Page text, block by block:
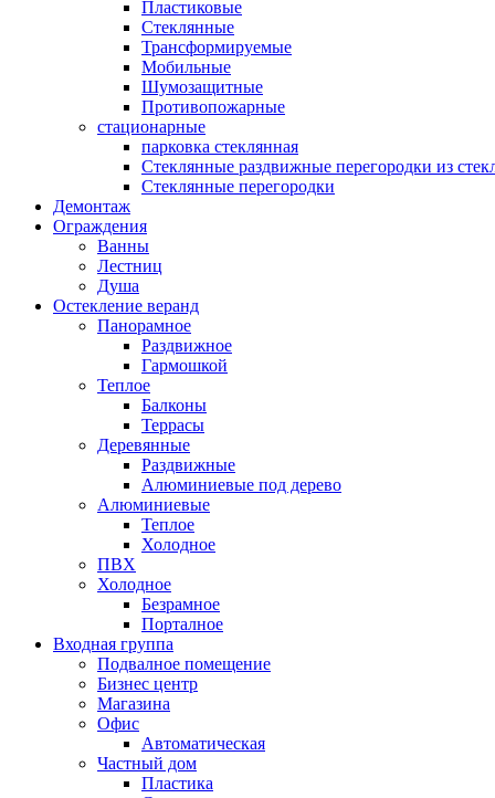
Пластиковые
Стеклянные
Трансформируемые
Мобильные
Шумозащитные
Противопожарные
стационарные
парковка стеклянная
Стеклянные раздвижные перегородки из
Стеклянные перегородки
Демонтаж
Ограждения
Ванны
Лестниц
Душа
Остекление веранд
Панорамное
Раздвижное
Гармошкой
Теплое
Балконы
Террасы
Деревянные
Раздвижные
Алюминиевые под дерево
Алюминиевые
Теплое
Холодное
ПВХ
Холодное
Безрамное
Порталное
Входная группа
Подвалное помещение
Бизнес центр
Магазина
Офис
Автоматическая
Частный дом
Пластика